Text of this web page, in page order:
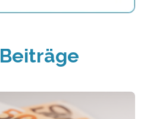
Beiträge